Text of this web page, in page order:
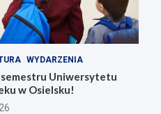
WYDARZENIA
Uniwersytetu
w Osielsku!